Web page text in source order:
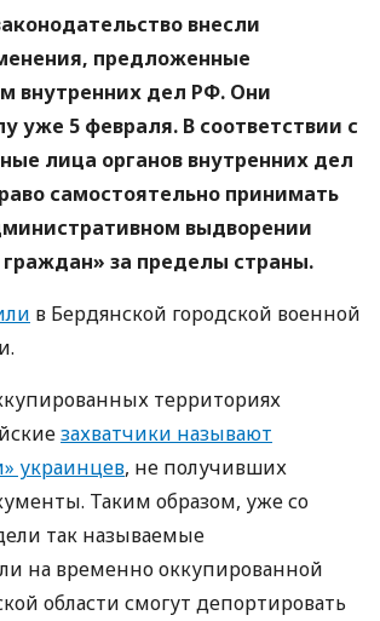
внесли
предложенные
внутренних дел РФ. Они
уже 5 февраля. В соответствии с
лица органов внутренних дел
самостоятельно принимать
выдворении
за пределы страны.
в Бердянской городской военной
территориях
захватчики называют
украинцев, не получивших
Таким образом, уже со
так называемые
на временно оккупированной
области смогут депортировать